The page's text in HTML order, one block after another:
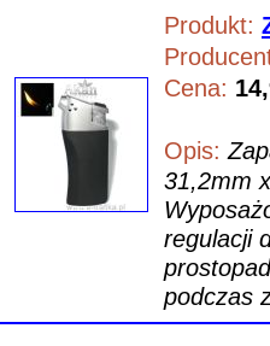
Produkt:
Cena:
Opis:
31,2mm
regulacji
podczas